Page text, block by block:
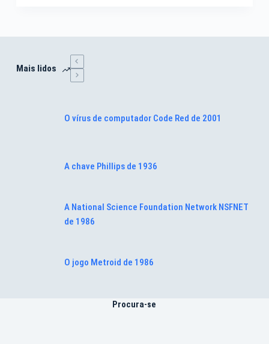
Mais lidos
O vírus de computador Code Red de 2001
A chave Phillips de 1936
A National Science Foundation Network NSFNET
de 1986
O jogo Metroid de 1986
Procura-se